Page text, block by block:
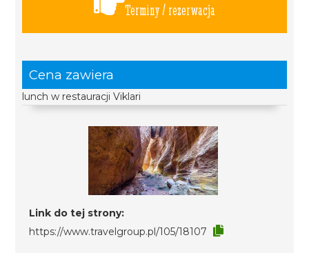
Terminy / rezerwacja
Cena zawiera
lunch w restauracji Viklari
Link do tej strony:
https://www.travelgroup.pl/105/18107